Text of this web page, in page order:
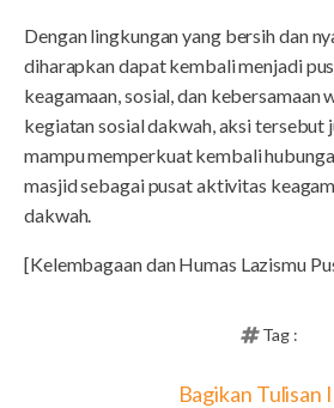
Dengan lingkungan yang bersih dan
diharapkan dapat kembali menjadi
keagamaan, sosial, dan kebersamaan
kegiatan sosial dakwah, aksi tersebut
mampu memperkuat kembali
masjid sebagai pusat aktivitas
dakwah.
[Kelembagaan dan Humas Lazismu
Tag :
Bagikan Tulisan